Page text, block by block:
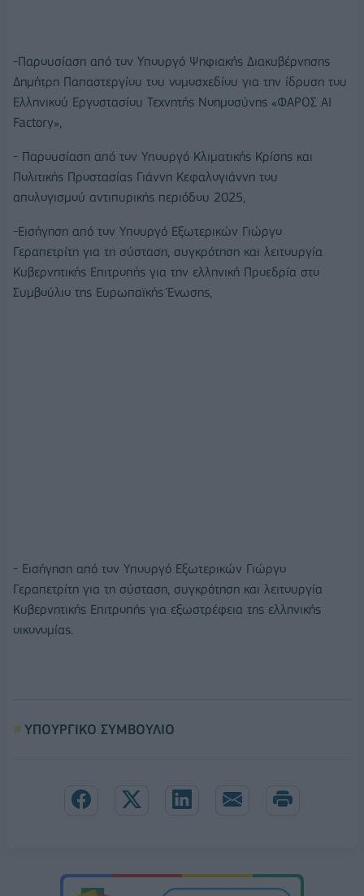
-Παρουσίαση από τον Υπουργό Ψηφιακής Διακυβέρνησης
Δημήτρη Παπαστεργίου του νομοσχεδίου για την ίδρυση του
Ελληνικού Εργοστασίου Τεχνητής Νοημοσύνης «ΦΑΡΟΣ AI
Factory»,
- Παρουσίαση από τον Υπουργό Κλιματικής Κρίσης και
Πολιτικής Προστασίας Γιάννη Κεφαλογιάννη του
απολογισμού αντιπυρικής περιόδου 2025,
-Εισήγηση από τον Υπουργό Εξωτερικών Γιώργο
Γεραπετρίτη για τη σύσταση, συγκρότηση και λειτουργία
Κυβερνητικής Επιτροπής για την ελληνική Προεδρία στο
Συμβούλιο της Ευρωπαϊκής Ένωσης,
- Εισήγηση από τον Υπουργό Εξωτερικών Γιώργο
Γεραπετρίτη για τη σύσταση, συγκρότηση και λειτουργία
Κυβερνητικής Επιτροπής για εξωστρέφεια της ελληνικής
οικονομίας.
ΥΠΟΥΡΓΙΚΟ ΣΥΜΒΟΥΛΙΟ